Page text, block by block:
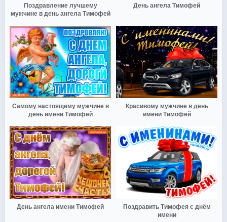
Поздравление лучшему
мужчине в день ангела Тимофей
День ангела Тимофей
Самому настоящему мужчине в
день имени Тимофей
Красивому мужчине в день
имени Тимофей
День ангела имени Тимофей
Поздравить Тимофея с днём
имени